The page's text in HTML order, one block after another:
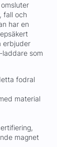
fall och
har en
erbjuder
som
fodral
material
magnet